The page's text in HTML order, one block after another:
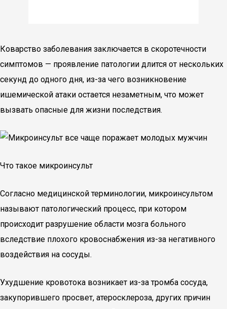
Коварство заболевания заключается в скоротечности
симптомов — проявление патологии длится от нескольких
секунд до одного дня, из-за чего возникновение
ишемической атаки остается незаметным, что может
вызвать опасные для жизни последствия.
Что такое микроинсульт
Согласно медицинской терминологии, микроинсультом
называют патологический процесс, при котором
происходит разрушение области мозга больного
вследствие плохого кровоснабжения из-за негативного
воздействия на сосуды.
Ухудшение кровотока возникает из-за тромба сосуда,
закупорившего просвет, атеросклероза, других причин